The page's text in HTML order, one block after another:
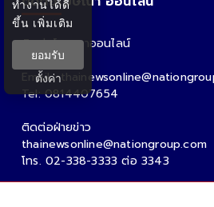
ติดต่อโฆษณาออนไลน์
คุณอ้อ
Email :
Tel: 0814407654
ติดต่อฝ่ายข่าว
thainewsonline@nationgroup.com
โทร. 02-338-3333 ต่อ 3343
ทำงานได้ดี
ขึ้น เพิ่มเติม
ยอมรับ
ตั้งค่า